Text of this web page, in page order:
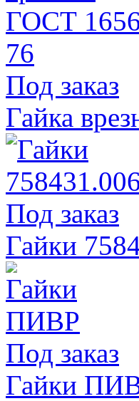
Под заказ
Гайка
Под заказ
Гайки
Под заказ
Гайки